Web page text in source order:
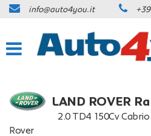
HOME
IL VOSTRO CONSULENTE
ACQUISTIAMO USATO
info@auto4you.it
LAND ROVER
2.0 TD4 150Cv
Rover
preferenze
di
Il
seguente
ti